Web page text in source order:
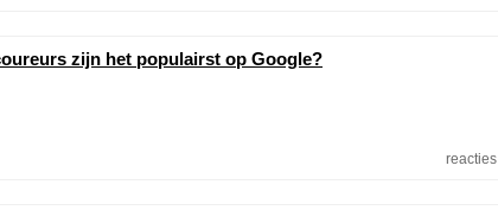
zijn het populairst op Google?